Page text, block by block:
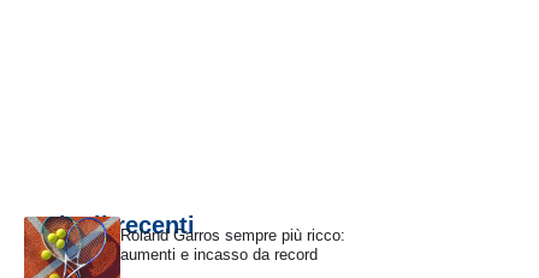
Articoli recentiRoland Garros sempre più ricco:
aumenti e incasso da record